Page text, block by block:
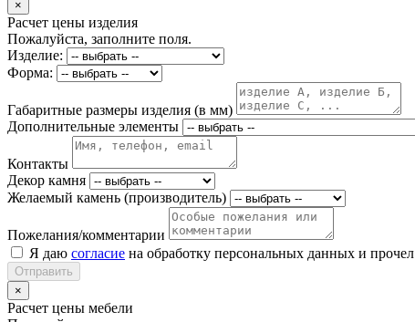
×
Расчет цены изделия
Пожалуйста, заполните поля.
Изделие:
Форма:
Габаритные размеры изделия (в мм)
Дополнительные элементы
Контакты
Декор камня
Желаемый камень (производитель)
Пожелания/комментарии
Я даю согласие на обработку персональных данных и прочел
Отправить
×
Расчет цены мебели